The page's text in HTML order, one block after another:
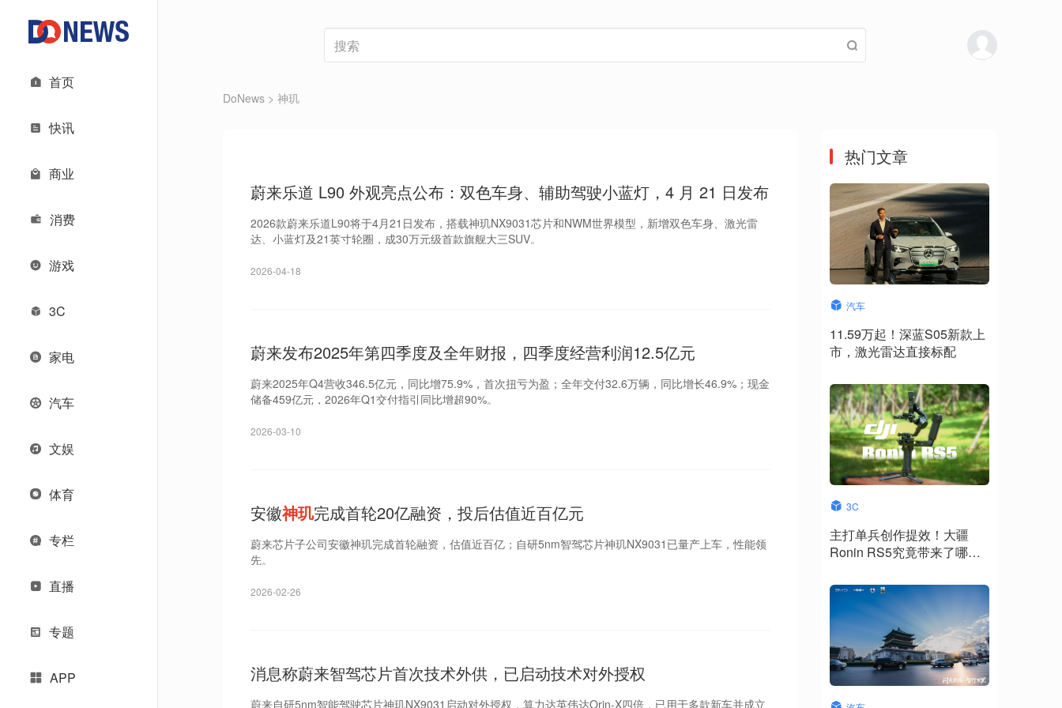
首页
快讯
商业
消费
游戏
3C
家电
汽车
文娱
体育
专栏
直播
专题
APP
DoNews > 神玑
蔚来乐道 L90 外观亮点公布：双色车身、辅助驾驶小蓝灯，4 月 21 日发布
2026款蔚来乐道L90将于4月21日发布，搭载神玑NX9031芯片和NWM世界模型，新增双色车身、激光雷
达、小蓝灯及21英寸轮圈，成30万元级首款旗舰大三SUV。
2026-04-18
蔚来发布2025年第四季度及全年财报，四季度经营利润12.5亿元
蔚来2025年Q4营收346.5亿元，同比增75.9%，首次扭亏为盈；全年交付32.6万辆，同比增长46.9%；现金
储备459亿元，2026年Q1交付指引同比增超90%。
2026-03-10
安徽神玑完成首轮20亿融资，投后估值近百亿元
蔚来芯片子公司安徽神玑完成首轮融资，估值近百亿；自研5nm智驾芯片神玑NX9031已量产上车，性能领
先。
2026-02-26
消息称蔚来智驾芯片首次技术外供，已启动技术对外授权
蔚来自研5nm智能驾驶芯片神玑NX9031启动对外授权，算力达英伟达Orin-X四倍，已用于多款新车并成立
热门文章
汽车
11.59万起！深蓝S05新款上
市，激光雷达直接标配
3C
主打单兵创作提效！大疆
Ronin RS5究竟带来了哪些